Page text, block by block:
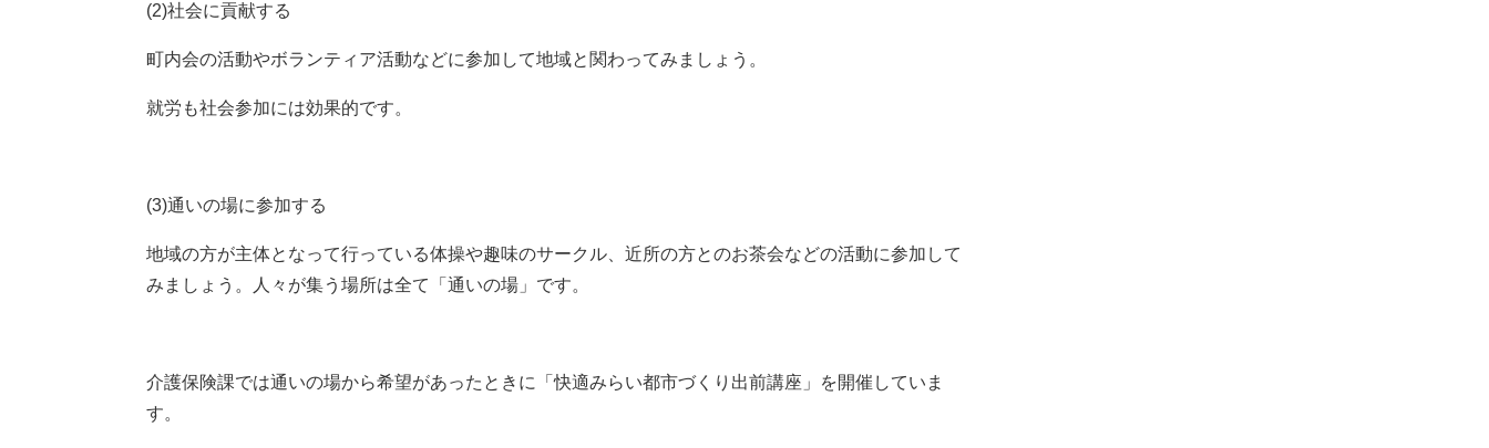
(2)社会に貢献する
町内会の活動やボランティア活動などに参加して地域と関わってみましょう。
就労も社会参加には効果的です。
(3)通いの場に参加する
地域の方が主体となって行っている体操や趣味のサークル、近所の方とのお茶会などの活動に参加して
みましょう。人々が集う場所は全て「通いの場」です。
介護保険課では通いの場から希望があったときに「快適みらい都市づくり出前講座」を開催していま
す。